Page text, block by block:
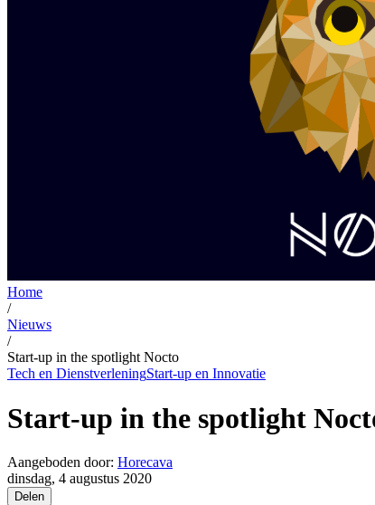
Home
/
Nieuws
/
Start-up in the spotlight Nocto
Tech en DienstverleningStart-up en Innovatie
Start-up in the spotlight
Aangeboden door: Horecava
dinsdag, 4 augustus 2020
Delen